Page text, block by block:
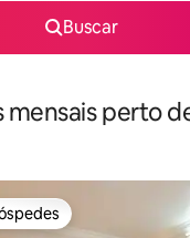
Buscar
mensais perto
preferidos dos hóspedes